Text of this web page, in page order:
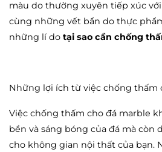
màu do thường xuyên tiếp xúc
cùng những vết bẩn do thực
những lí do tại sao cần chống
Những lợi ích từ việc chống thấm
Việc chống thấm cho đá marble
bền và sáng bóng của đá mà còn
cho không gian nội thất của bạn.